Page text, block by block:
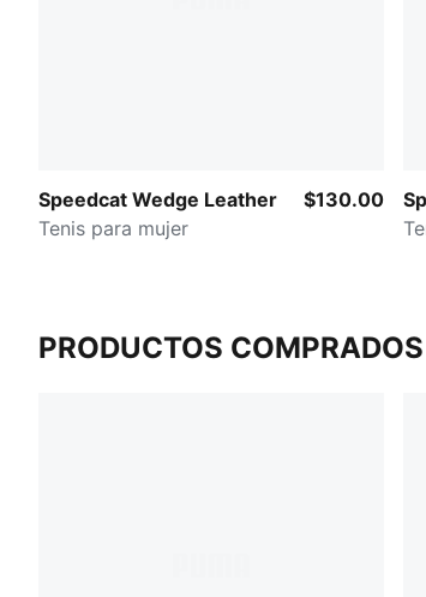
Speedcat Wedge Leather
Tenis para mujer
$130.00
PRODUCTOS